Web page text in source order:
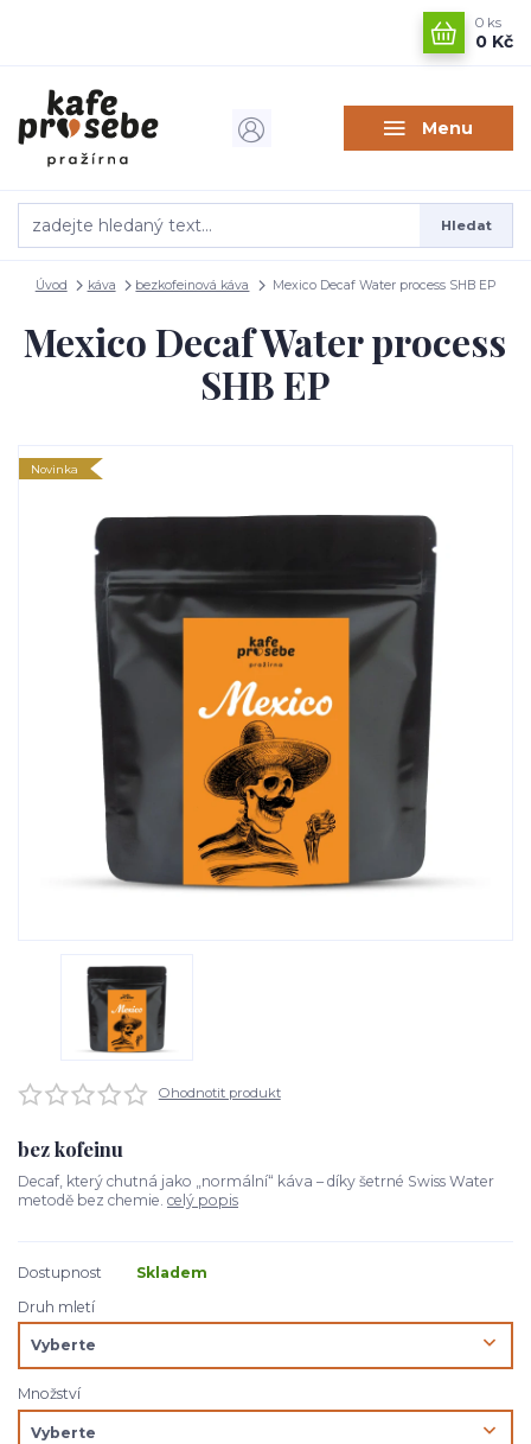
Menu
Hledat
0 ks
0 Kč
Úvod káva bezkofeinová káva Mexico Decaf Water process SHB EP
Mexico Decaf Water process
SHB EP
Novinka
Ohodnotit produkt
bez kofeinu
Decaf, který chutná jako „normální“ káva – díky šetrné Swiss Water
metodě bez chemie. celý popis
Dostupnost
Skladem
Druh mletí
Množství